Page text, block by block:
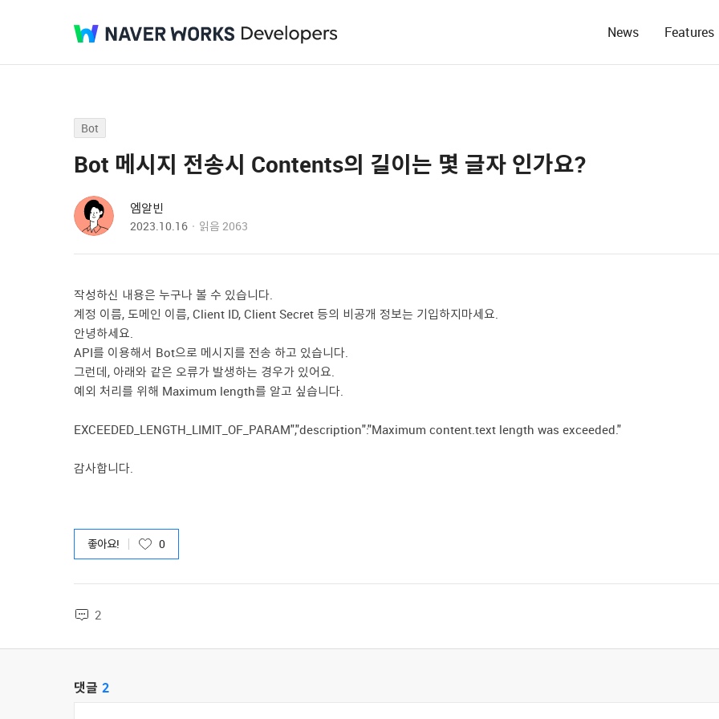
News Features
Bot
Bot 메시지 전송시 Contents의 길이는 몇 글자 인가요?
엠알빈
2023.10.16 읽음 2063
작성하신 내용은 누구나 볼 수 있습니다.
계정 이름, 도메인 이름, Client ID, Client Secret 등의 비공개 정보는 기입하지마세요.
안녕하세요.
API를 이용해서 Bot으로 메시지를 전송 하고 있습니다.
그런데, 아래와 같은 오류가 발생하는 경우가 있어요.
예외 처리를 위해 Maximum length를 알고 싶습니다.
EXCEEDED_LENGTH_LIMIT_OF_PARAM","description":"Maximum content.text length was exceeded."
감사합니다.
좋아요! 0
2
댓글 2